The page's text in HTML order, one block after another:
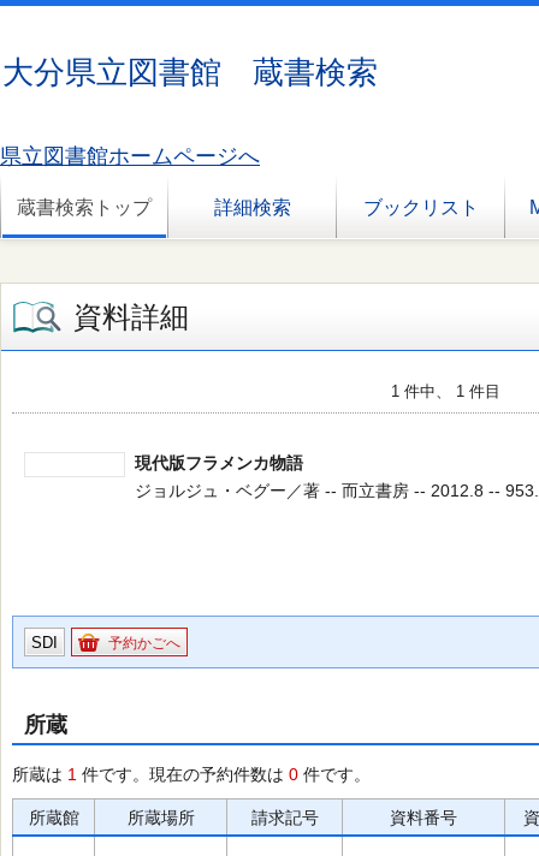
大分県立図書館 蔵書検索
県立図書館ホームページへ
蔵書検索トップ 詳細検索 ブックリスト
資料詳細
1 件中、 1 件目
現代版フラメンカ物語
ジョルジュ・ベグー／著 -- 而立書房 -- 2012.8 --
SDI 予約かごへ
所蔵
所蔵は 1 件です。現在の予約件数は 0 件です。
所蔵館 所蔵場所 請求記号 資料番号